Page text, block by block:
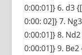
0:00:01]} 6. d3
0:00: 02]} 7.
0:00:01]} 8.
0:00:01]} 9.